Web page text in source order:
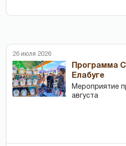
26 июля 2026
Программа
Елабуге
Мероприятие
августа